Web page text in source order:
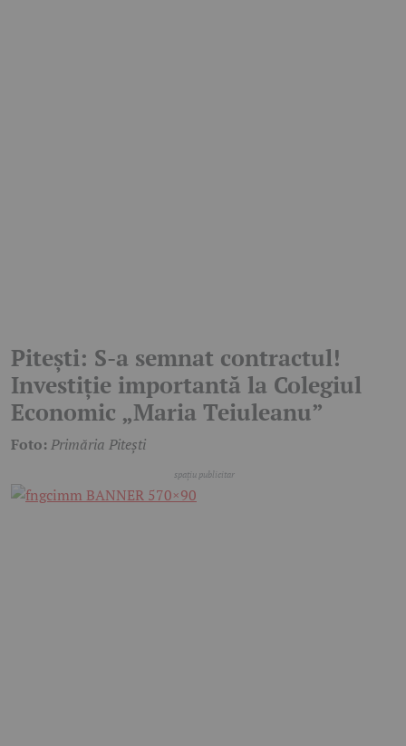
Pitești: S-a semnat contractul!
Investiție importantă la Colegiul
Economic „Maria Teiuleanu”
Foto:Primăria Pitești